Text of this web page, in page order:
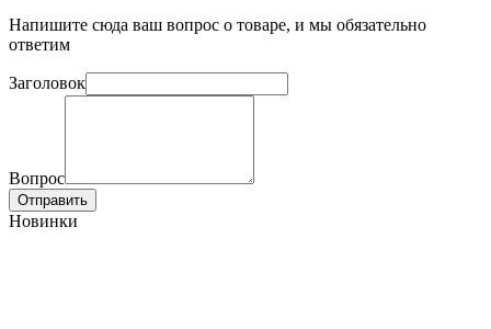
Напишите сюда ваш вопрос о товаре, и мы обязательно
ответим
Заголовок
Вопрос
Отправить
Новинки